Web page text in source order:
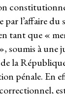
l’affaire du
tant que «
soumis à une
la
pénale. En